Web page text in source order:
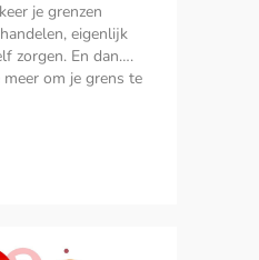
je grenzen
eigenlijk
zorgen. En dan….
om je grens te